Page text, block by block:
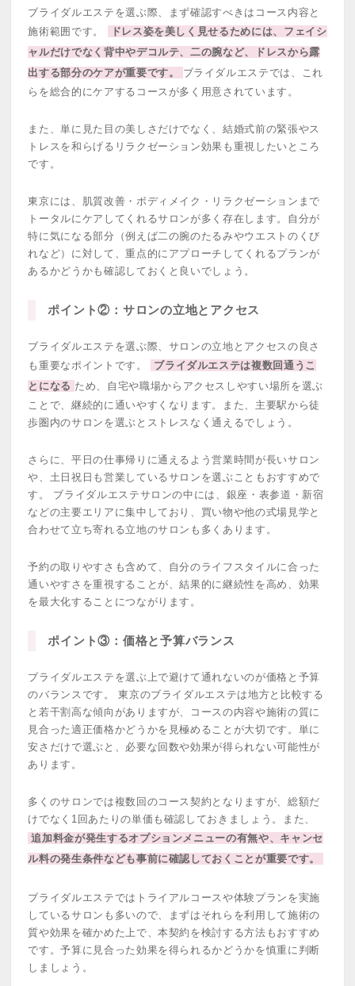
ブライダルエステを選ぶ際、まず確認すべきはコース内容と
施術範囲です。
ドレス姿を美しく見せるためには、フェイシ
ャルだけでなく背中やデコルテ、二の腕など、ドレスから露
出する部分のケアが重要です。
ブライダルエステでは、これ
らを総合的にケアするコースが多く用意されています。
また、単に見た目の美しさだけでなく、結婚式前の緊張やス
トレスを和らげるリラクゼーション効果も重視したいところ
です。
東京には、肌質改善・ボディメイク・リラクゼーションまで
トータルにケアしてくれるサロンが多く存在します。自分が
特に気になる部分（例えば二の腕のたるみやウエストのくび
れなど）に対して、重点的にアプローチしてくれるプランが
あるかどうかも確認しておくと良いでしょう。
ポイント②：サロンの立地とアクセス
ブライダルエステを選ぶ際、サロンの立地とアクセスの良さ
も重要なポイントです。
ブライダルエステは複数回通うこ
とになる ため、自宅や職場からアクセスしやすい場所を選ぶ
ことで、継続的に通いやすくなります。また、主要駅から徒
歩圏内のサロンを選ぶとストレスなく通えるでしょう。
さらに、平日の仕事帰りに通えるよう営業時間が長いサロン
や、土日祝日も営業しているサロンを選ぶこともおすすめで
す。 ブライダルエステサロンの中には、銀座・表参道・新宿
などの主要エリアに集中しており、買い物や他の式場見学と
合わせて立ち寄れる立地のサロンも多くあります。
予約の取りやすさも含めて、自分のライフスタイルに合った
通いやすさを重視することが、結果的に継続性を高め、効果
を最大化することにつながります。
ポイント③：価格と予算バランス
ブライダルエステを選ぶ上で避けて通れないのが価格と予算
のバランスです。 東京のブライダルエステは地方と比較する
と若干割高な傾向がありますが、コースの内容や施術の質に
見合った適正価格かどうかを見極めることが大切です。単に
安さだけで選ぶと、必要な回数や効果が得られない可能性が
あります。
多くのサロンでは複数回のコース契約となりますが、総額だ
けでなく1回あたりの単価も確認しておきましょう。また、
追加料金が発生するオプションメニューの有無や、キャンセ
ル料の発生条件なども事前に確認しておくことが重要です。
ブライダルエステではトライアルコースや体験プランを実施
しているサロンも多いので、まずはそれらを利用して施術の
質や効果を確かめた上で、本契約を検討する方法もおすすめ
です。予算に見合った効果を得られるかどうかを慎重に判断
しましょう。